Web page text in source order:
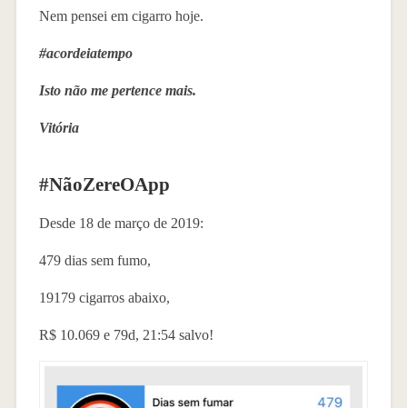
Nem pensei em cigarro hoje.
#acordeiatempo
Isto não me pertence mais.
Vitória
#NãoZereOApp
Desde 18 de março de 2019:
479 dias sem fumo,
19179 cigarros abaixo,
R$ 10.069 e 79d, 21:54 salvo!